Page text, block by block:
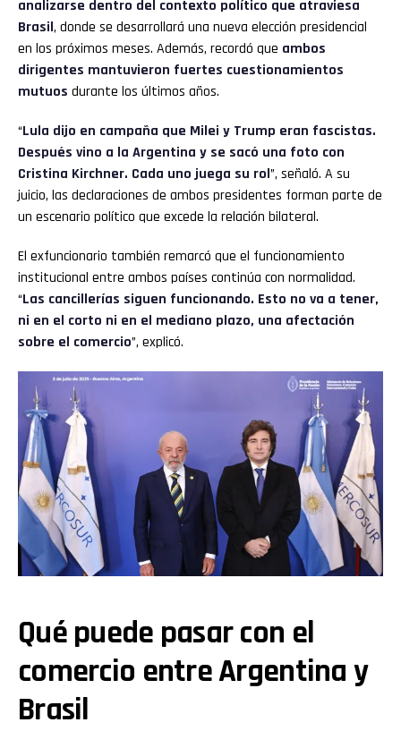
analizarse dentro del contexto político que atraviesa
Brasil, donde se desarrollará una nueva elección presidencial
en los próximos meses. Además, recordó que ambos
dirigentes mantuvieron fuertes cuestionamientos
mutuos durante los últimos años.
“Lula dijo en campaña que Milei y Trump eran fascistas.
Después vino a la Argentina y se sacó una foto con
Cristina Kirchner. Cada uno juega su rol”, señaló. A su
juicio, las declaraciones de ambos presidentes forman parte de
un escenario político que excede la relación bilateral.
El exfuncionario también remarcó que el funcionamiento
institucional entre ambos países continúa con normalidad.
“Las cancillerías siguen funcionando. Esto no va a tener,
ni en el corto ni en el mediano plazo, una afectación
sobre el comercio”, explicó.
Qué puede pasar con el
comercio entre Argentina y
Brasil